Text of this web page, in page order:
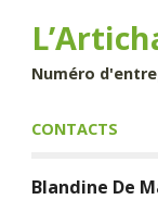
principal
Numéro
CONTACTS
Blandine De